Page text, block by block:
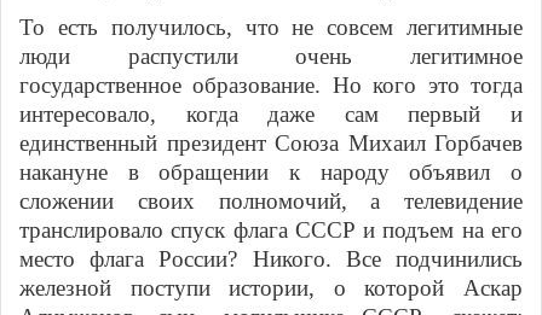
То есть получилось, что не совсем легитимные
люди распустили очень легитимное
государственное образование. Но кого это тогда
интересовало, когда даже сам первый и
единственный президент Союза Михаил Горбачев
накануне в обращении к народу объявил о
сложении своих полномочий, а телевидение
транслировало спуск флага СССР и подъем на его
место флага России? Никого. Все подчинились
железной поступи истории, о которой Аскар